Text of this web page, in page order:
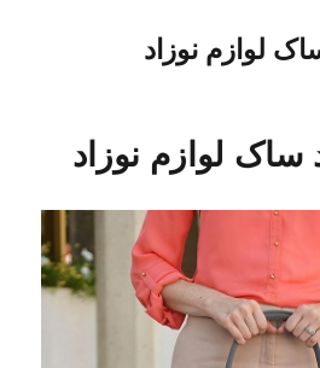
لوازم نوزاد
ساک لوازم نوزاد